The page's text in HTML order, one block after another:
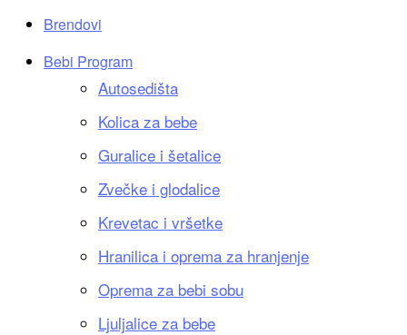
Brendovi
Bebi Program
Autosedišta
Kolica za bebe
Guralice i šetalice
Zvečke i glodalice
Krevetac i vršetke
Hranilica i oprema za hranjenje
Oprema za bebi sobu
Ljuljalice za bebe